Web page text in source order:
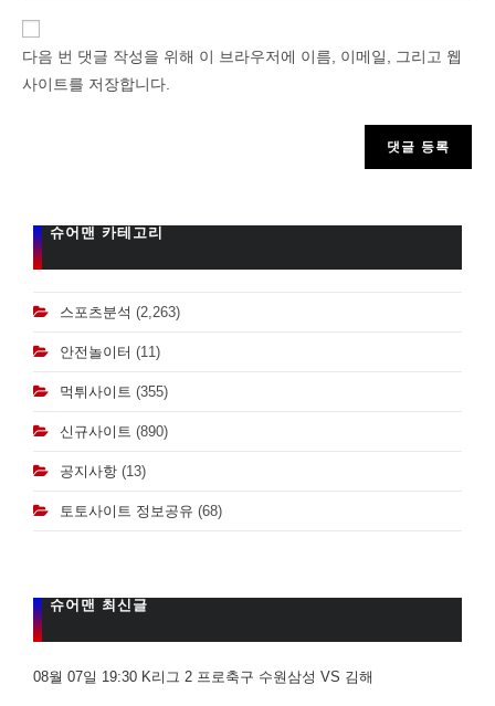
name
다음 번 댓글 작성을 위해 이 브라우저에 이름, 이메일, 그리고 웹
사이트를 저장합니다.
슈어맨 카테고리
스포츠분석 (2,263)
안전놀이터 (11)
먹튀사이트 (355)
신규사이트 (890)
공지사항 (13)
토토사이트 정보공유 (68)
슈어맨 최신글
08월 07일 19:30 K리그 2 프로축구 수원삼성 VS 김해